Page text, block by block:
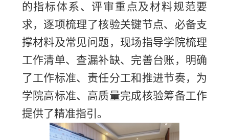
的指标体系、评审重点及材料规范要
求，逐项梳理了核验关键节点、必备支
撑材料及常见问题，现场指导学院梳理
工作清单、查漏补缺、完善台账，明确
了工作标准、责任分工和推进节奏，为
学院高标准、高质量完成核验筹备工作
提供了精准指引。